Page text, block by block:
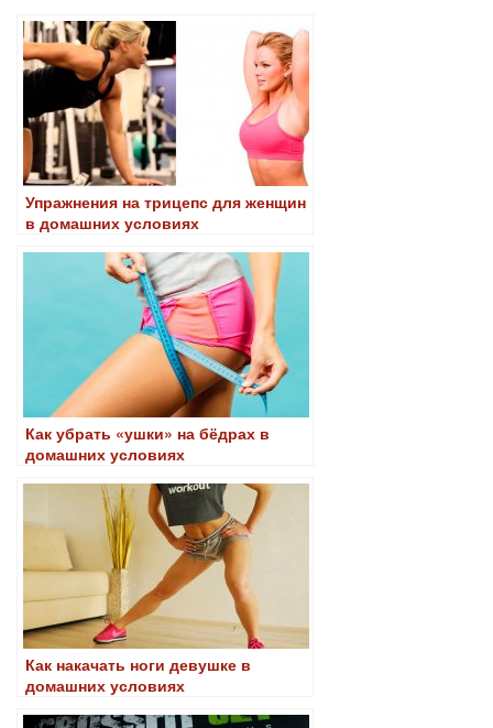
Упражнения на трицепс для женщин
в домашних условиях
Как убрать «ушки» на бёдрах в
домашних условиях
Как накачать ноги девушке в
домашних условиях